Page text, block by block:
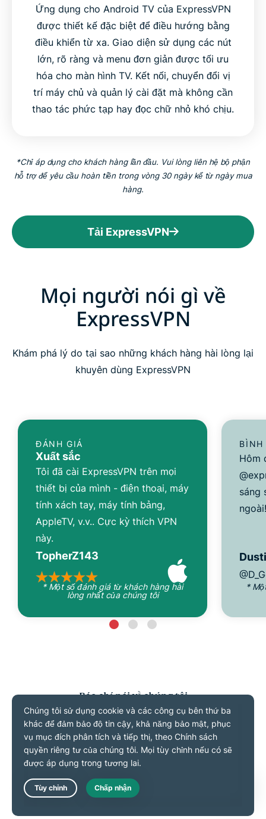
Ứng dụng cho Android TV của ExpressVPN
được thiết kế đặc biệt để điều hướng bằng
điều khiển từ xa. Giao diện sử dụng các nút
lớn, rõ ràng và menu đơn giản được tối ưu
hóa cho màn hình TV. Kết nối, chuyển đổi vị
trí máy chủ và quản lý cài đặt mà không cần
thao tác phức tạp hay đọc chữ nhỏ khó chịu.
*Chỉ áp dụng cho khách hàng lần đầu. Vui lòng liên hệ bộ phận
hỗ trợ để yêu cầu hoàn tiền trong vòng 30 ngày kể từ ngày mua
hàng.
Tải ExpressVPN
Mọi người nói gì về
ExpressVPN
Khám phá lý do tại sao những khách hàng hài lòng lại
khuyên dùng ExpressVPN
ĐÁNH GIÁ
Xuất sắc
Tôi đã cài ExpressVPN trên mọi
thiết bị của mình - điện thoại, máy
tính xách tay, máy tính bảng,
AppleTV, v.v.. Cực kỳ thích VPN
này.
TopherZ143
* Một số đánh giá từ khách hàng hài
lòng nhất của chúng tôi
BÌNH
Hôm
sáng
*
Báo chí nói về chúng tôi
Câu hỏi thường gặp